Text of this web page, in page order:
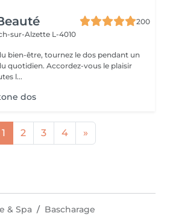
200
sur-Alzette L-4010
bien-être, tournez le dos pendant un
vous le plaisir
l...
dos
1 2 3 4 »
& Spa
Bascharage